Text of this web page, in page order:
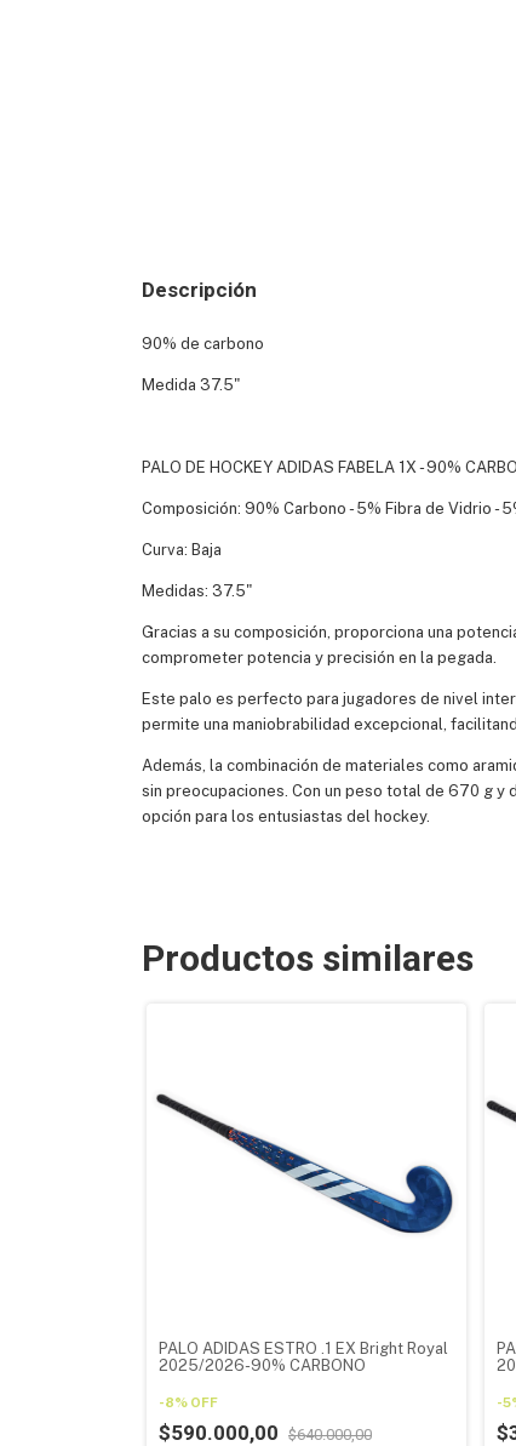
Descripción
90% de carbono
Medida 37.5"
PALO DE HOCKEY ADIDAS FABELA 1X - 90%
Composición: 90% Carbono - 5% Fibra de Vidrio -
Curva: Baja
Medidas: 37.5"
Gracias a su composición, proporciona una
comprometer potencia y precisión en la pegada.
Este palo es perfecto para jugadores de nivel
permite una maniobrabilidad excepcional,
Además, la combinación de materiales como
sin preocupaciones. Con un peso total de 670 g y
opción para los entusiastas del hockey.
Productos similares
PALO ADIDAS ESTRO .1 EX Bright Royal
2025/2026-90% CARBONO
-8% OFF
$590.000,00 $640.000,00
-5